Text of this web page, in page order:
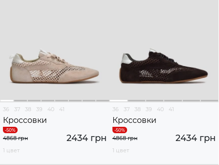
36 37 38 39 40 41
Кроссовки
2434 грн
4868 грн
1 цвет
36 37 38 39 40 41
Кроссовки
2434 грн
4868 грн
1 цвет